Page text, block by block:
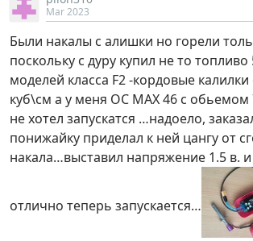
Mar 2023
Были накалы с алишки но горели
поскольку с дуру купил не то топливо
моделей класса F2 -кордовые
куб\см а у меня ОС МАХ 46 с обьемом
не хотел запускатся …надоело,
понижайку приделал к ней цангу от
накала…выставил напряжение 1.5 в.
отлично теперь запускается…